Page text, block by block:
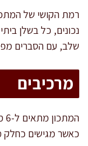
רמת הקושי של
נכונים, כל בשלן
שלב, עם הסברים
מרכיבים
כאשר מגישים כחלק